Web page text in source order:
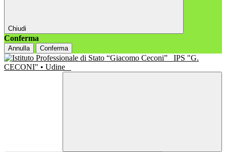
Chiudi
Conferma
Annulla Conferma
IPS "G.
CECONI" • Udine